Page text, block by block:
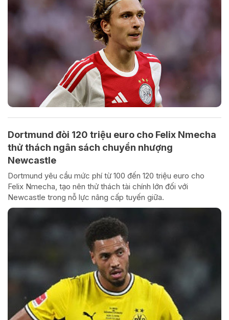
Dortmund đòi 120 triệu euro cho Felix Nmecha
thử thách ngân sách chuyển nhượng
Newcastle
Dortmund yêu cầu mức phí từ 100 đến 120 triệu euro cho
Felix Nmecha, tạo nên thử thách tài chính lớn đối với
Newcastle trong nỗ lực nâng cấp tuyến giữa.